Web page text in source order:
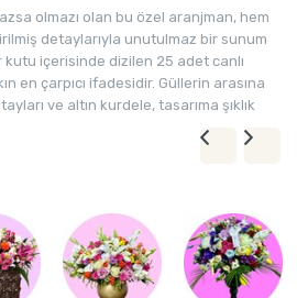
olmazı olan bu özel aranjman, hem
detaylarıyla unutulmaz bir sunum
kutu içerisinde dizilen 25 adet canlı
en çarpıcı ifadesidir. Güllerin arasına
ve altın kurdele, tasarıma şıklık